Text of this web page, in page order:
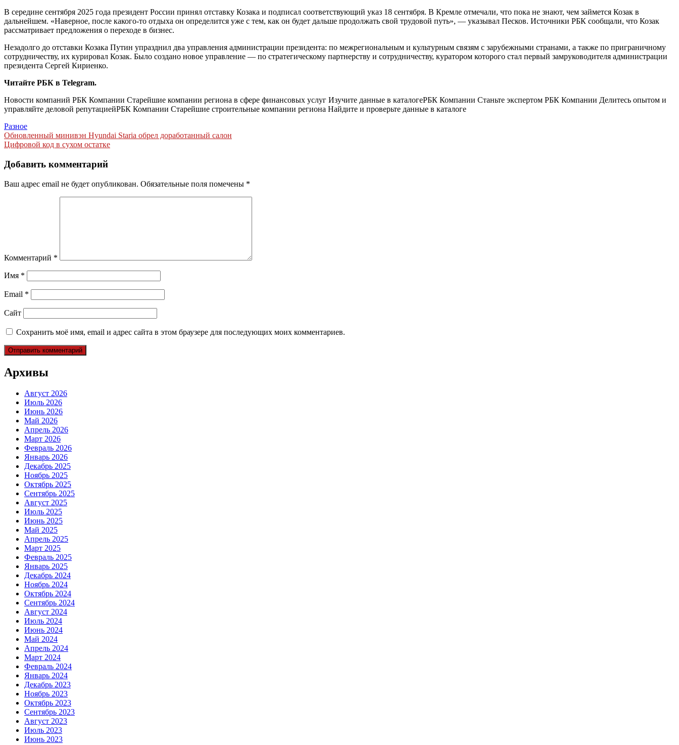
В середине сентября 2025 года президент России принял отставку Козака и подписал соответствующий указ 18 сентября. В Кремле отмечали, что пока не знают, чем займется Козак в
дальнейшем. «Наверное, после какого-то отдыха он определится уже с тем, как он будет дальше продолжать свой трудовой путь», — указывал Песков. Источники РБК сообщали, что Козак
рассматривает предложения о переходе в бизнес.
Незадолго до отставки Козака Путин упразднил два управления администрации президента: по межрегиональным и культурным связям с зарубежными странами, а также по приграничному
сотрудничеству, их курировал Козак. Было создано новое управление — по стратегическому партнерству и сотрудничеству, куратором которого стал первый замруководителя администрации
президента Сергей Кириенко.
Читайте РБК в Telegram.
Новости компаний РБК Компании Старейшие компании региона в сфере финансовых услуг Изучите данные в каталогеРБК Компании Станьте экспертом РБК Компании Делитесь опытом и
управляйте деловой репутациейРБК Компании Старейшие строительные компании региона Найдите и проверьте данные в каталоге
Разное
Навигация
по
записям
Обновленный минивэн Hyundai Staria обрел доработанный салон
Цифровой код в сухом остатке
Добавить комментарий
Ваш адрес email не будет опубликован. Обязательные поля помечены *
Комментарий *
Имя *
Email *
Сайт
Сохранить моё имя, email и адрес сайта в этом браузере для последующих моих комментариев.
Архивы
Август 2026
Июль 2026
Июнь 2026
Май 2026
Апрель 2026
Март 2026
Февраль 2026
Январь 2026
Декабрь 2025
Ноябрь 2025
Октябрь 2025
Сентябрь 2025
Август 2025
Июль 2025
Июнь 2025
Май 2025
Апрель 2025
Март 2025
Февраль 2025
Январь 2025
Декабрь 2024
Ноябрь 2024
Октябрь 2024
Сентябрь 2024
Август 2024
Июль 2024
Июнь 2024
Май 2024
Апрель 2024
Март 2024
Февраль 2024
Январь 2024
Декабрь 2023
Ноябрь 2023
Октябрь 2023
Сентябрь 2023
Август 2023
Июль 2023
Июнь 2023